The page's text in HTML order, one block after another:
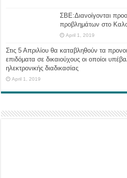
ΣΒΕ:Διανοίγονται
προβλημάτων στο
April 1, 2019
Στις 5 Απριλίου θα καταβληθούν τα
επιδόματα σε δικαιούχους οι οποίοι
ηλεκτρονικής διαδικασίας
April 1, 2019